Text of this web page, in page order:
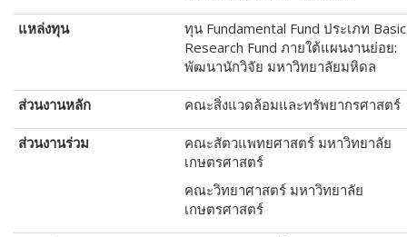
แหล่งทุน ทุน Fundamental Fund ประเภท Basic
Research Fund ภายใต้แผนงานย่อย:
พัฒนานักวิจัย มหาวิทยาลัยมหิดล
ส่วนงานหลัก คณะสิ่งแวดล้อมและทรัพยากรศาสตร์
ส่วนงานร่วม
คณะสัตวแพทยศาสตร์ มหาวิทยาลัย
เกษตรศาสตร์
คณะวิทยาศาสตร์ มหาวิทยาลัย
เกษตรศาสตร์